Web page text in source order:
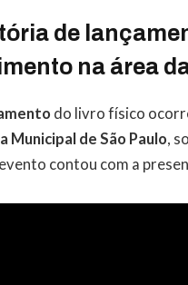
de
na área
do livro físico
Municipal de São Paulo,
contou com a